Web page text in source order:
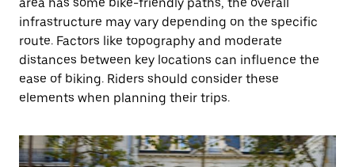
infrastructure may vary depending on the specific
route. Factors like topography and moderate
distances between key locations can influence the
ease of biking. Riders should consider these
elements when planning their trips.